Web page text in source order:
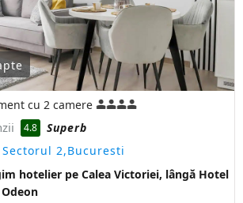
cu 2 camere
4.8
Superb
2,Bucuresti
hotelier pe Calea Victoriei, lângă Hotel